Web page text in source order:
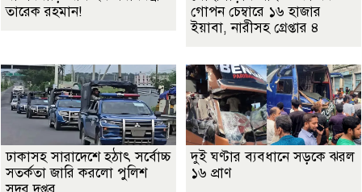
তারেক রহমান!
গোপন চেম্বারে ১৬ হাজার
ইয়াবা, নারীসহ গ্রেপ্তার ৪
ঢাকাসহ সারাদেশে হঠাৎ সর্বোচ্চ
সতর্কতা জা‌রি করলো পুলিশ
দুই ঘণ্টার ব্যবধানে সড়কে ঝরল
১৬ প্রাণ